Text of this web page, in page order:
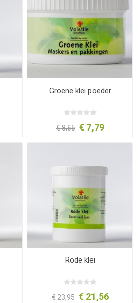
Groene klei poeder
€ 8,65 € 7,79
Rode klei
€ 23,95 € 21,56